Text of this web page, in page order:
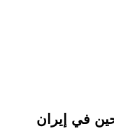
في إيران